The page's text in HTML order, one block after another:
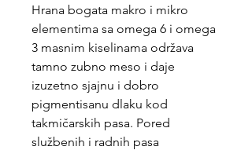
Hrana bogata makro i mikro
elementima sa omega 6 i omega
3 masnim kiselinama održava
tamno zubno meso i daje
izuzetno sjajnu i dobro
pigmentisanu dlaku kod
takmičarskih pasa. Pored
službenih i radnih pasa